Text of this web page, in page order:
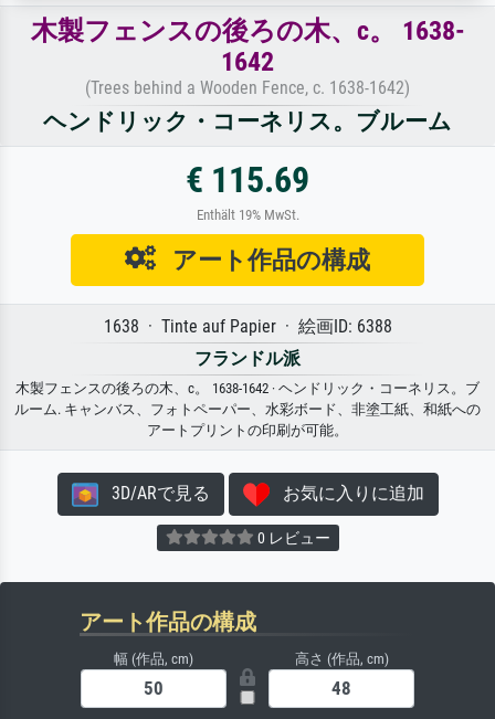
木製フェンスの後ろの木、c。 1638-
1642
(Trees behind a Wooden Fence, c. 1638-1642)
ヘンドリック・コーネリス。ブルーム
€ 115.69
Enthält 19% MwSt.
アート作品の構成
1638 · Tinte auf Papier · 絵画ID: 6388
フランドル派
木製フェンスの後ろの木、c。 1638-1642 · ヘンドリック・コーネリス。ブ
ルーム. キャンバス、フォトペーパー、水彩ボード、非塗工紙、和紙への
アートプリントの印刷が可能。
3D/ARで見る お気に入りに追加
0 レビュー
アート作品の構成
幅 (作品, cm) 高さ (作品, cm)